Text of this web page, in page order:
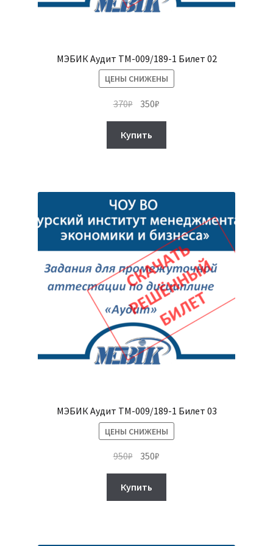
МЭБИК Аудит ТМ-009/189-1 Билет 02
ЦЕНЫ СНИЖЕНЫ
370₽ Первоначальная
составляла
370₽.
350₽
Купить
МЭБИК Аудит ТМ-009/189-1 Билет 03
ЦЕНЫ СНИЖЕНЫ
950₽ Первоначальная
цена
составляла
950₽.
350₽
цена:
Купить